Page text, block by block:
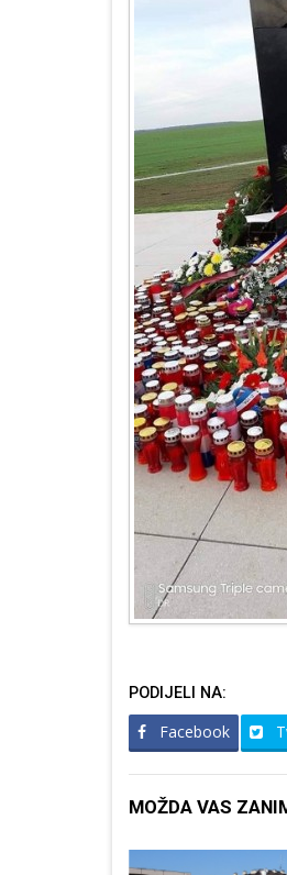
PODIJELI NA:
Facebook
MOŽDA VAS